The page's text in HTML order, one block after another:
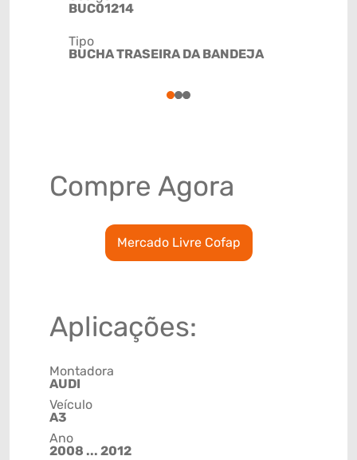
BUC01214
Tipo
BUCHA TRASEIRA DA BANDEJA
123
Compre Agora
Mercado Livre Cofap
Aplicações:
Montadora
AUDI
Veículo
A3
Ano
2008 ... 2012